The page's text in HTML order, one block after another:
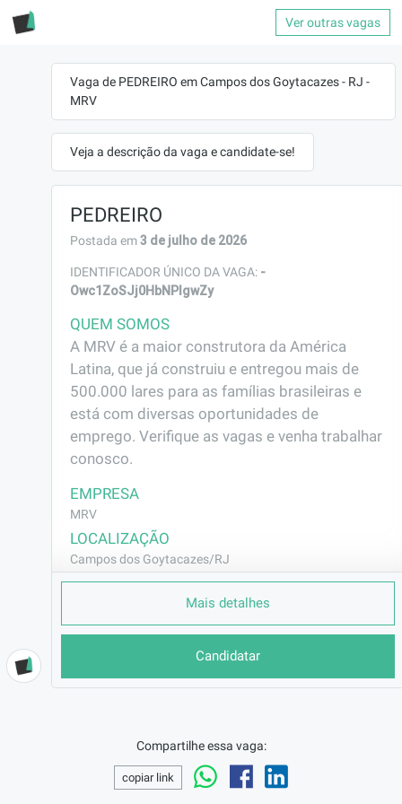
Ver outras vagas
Vaga de PEDREIRO em Campos dos Goytacazes - RJ -
MRV
Veja a descrição da vaga e candidate-se!
PEDREIRO
Postada em3 de julho de 2026
IDENTIFICADOR ÚNICO DA VAGA: -
Owc1ZoSJj0HbNPIgwZy
QUEM SOMOS
A MRV é a maior construtora da América
Latina, que já construiu e entregou mais de
500.000 lares para as famílias brasileiras e
está com diversas oportunidades de
emprego. Verifique as vagas e venha trabalhar
conosco.
EMPRESA
MRV
LOCALIZAÇÃO
Campos dos Goytacazes/RJ
REMUNERAÇÃO
VAGA AFIRMATIVA
Construção Civil
BENEFÍCIOS
Candidatar
Mais detalhes
Compartilhe essa vaga:
copiar link